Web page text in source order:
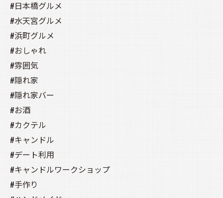
#日本橋グルメ
#水天宮グルメ
#浜町グルメ
#おしゃれ
#雰囲気
#隠れ家
#隠れ家バー
#お酒
#カクテル
#キャンドル
#デート利用
#キャンドルワークショップ
#手作り